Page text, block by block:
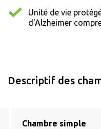
Unité de vie
d'Alzheimer
Descriptif des
Chambre simple